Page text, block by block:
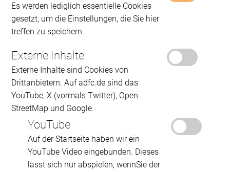
Es werden lediglich essentielle Cookies
gesetzt, um die Einstellungen, die Sie hier
treffen zu speichern.
Externe Inhalte
Externe Inhalte sind Cookies von
Drittanbietern. Auf adfc.de sind das
YouTube, X (vormals Twitter), Open
StreetMap und Google.
YouTube
Auf der Startseite haben wir ein
YouTube Video eingebunden. Dieses
lässt sich nur abspielen, wennSie der